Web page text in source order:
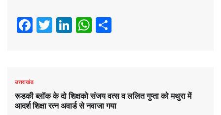
Facebook
Twitter
LinkedIn
WhatsApp
उत्तराखंड
रूडकी ब्लॉक के दो शिक्षको संजय वत्स व ललित गुप्ता को मथुरा में
आदर्श शिक्षा रत्न अवार्ड से नवाजा गया